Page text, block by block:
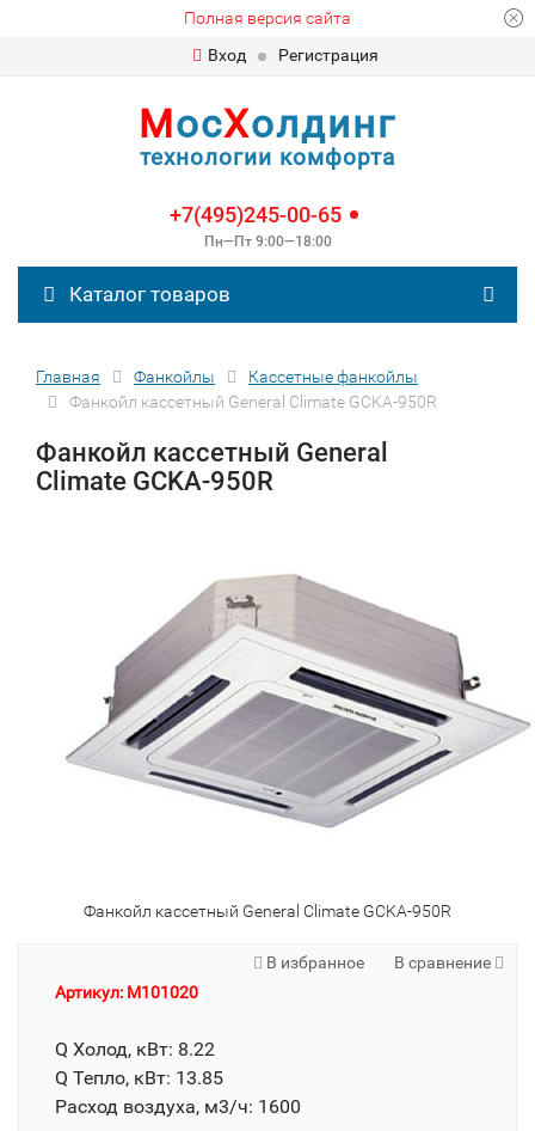
Полная версия сайта
Вход
Регистрация
МосХолдинг
технологии комфорта
+7(495)245-00-65
Пн—Пт 9:00—18:00
Каталог товаров
Главная Фанкойлы
Кассетные фанкойлы
Фанкойл кассетный General Climate GCKA-950R
Фанкойл кассетный General
Climate GCKA-950R
Фанкойл кассетный General Climate GCKA-950R
В избранное
В сравнение
Артикул: M101020
Q Холод, кВт: 8.22
Q Тепло, кВт: 13.85
Расход воздуха, м3/ч: 1600